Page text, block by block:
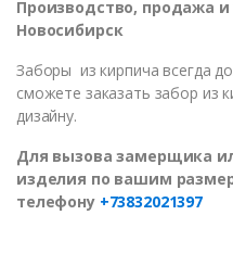
Производство, продажа
Новосибирск
Заборы из кирпича всегда
сможете заказать забор из
дизайну.
Для вызова замерщика
изделия по вашим
телефону +73832021397